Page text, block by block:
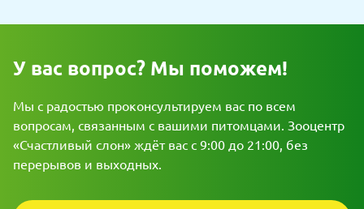
У вас вопрос? Мы поможем!
Мы с радостью проконсультируем вас по всем
вопросам, связанным с вашими питомцами. Зооцентр
«Счастливый слон» ждёт вас с 9:00 до 21:00, без
перерывов и выходных.